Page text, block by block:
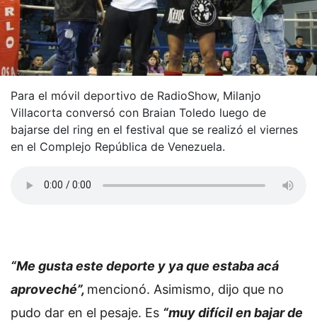
Para el móvil deportivo de RadioShow, Milanjo
Villacorta conversó con Braian Toledo luego de
bajarse del ring en el festival que se realizó el viernes
en el Complejo República de Venezuela.
“Me gusta este deporte y ya que estaba acá
aproveché”, mencionó. Asimismo, dijo que no
pudo dar en el pesaje. Es “muy difícil en bajar de